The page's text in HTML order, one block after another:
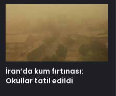
İran’da kum fırtınası:
Okullar tatil edildi